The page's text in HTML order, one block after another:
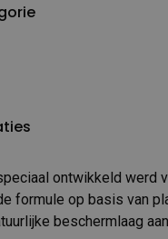
ontwikkeld werd
formule op basis van
beschermlaag